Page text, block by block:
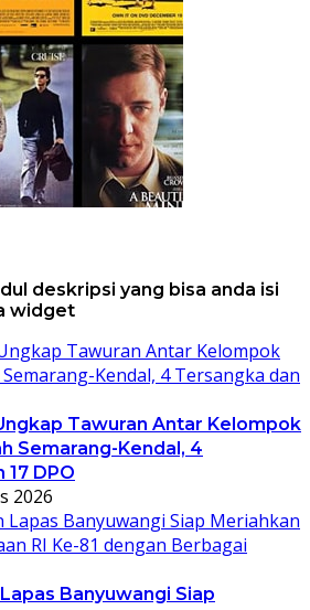
deskripsi yang bisa anda isi
widget
Tawuran Antar Kelompok
Semarang-Kendal, 4
DPO
2026
Banyuwangi Siap